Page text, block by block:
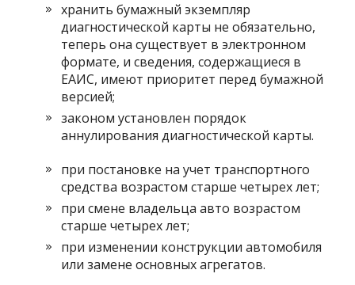
хранить бумажный экземпляр
диагностической карты не обязательно,
теперь она существует в электронном
формате, и сведения, содержащиеся в
ЕАИС, имеют приоритет перед бумажной
версией;
законом установлен порядок
аннулирования диагностической карты.
при постановке на учет транспортного
средства возрастом старше четырех лет;
при смене владельца авто возрастом
старше четырех лет;
при изменении конструкции автомобиля
или замене основных агрегатов.